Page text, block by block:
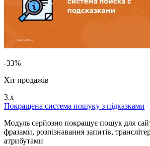
-33%
Хіт продажів
3.x
Покращена система пошуку з підказками
Модуль серйозно покращує пошук для
фразами, розпізнавання запитів,
атрибутами